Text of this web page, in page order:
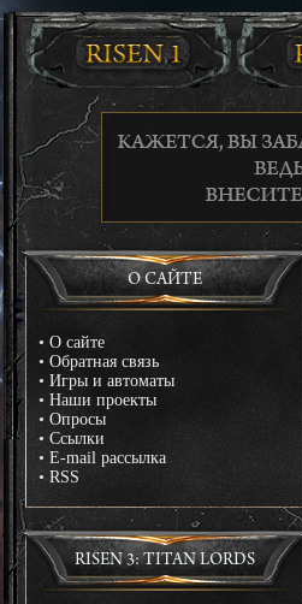
О САЙТЕ
• О сайте
• Обратная связь
• Игры и автоматы
• Наши проекты
• Опросы
• Ссылки
• E-mail рассылка
• RSS
RISEN 3: TITAN LORDS